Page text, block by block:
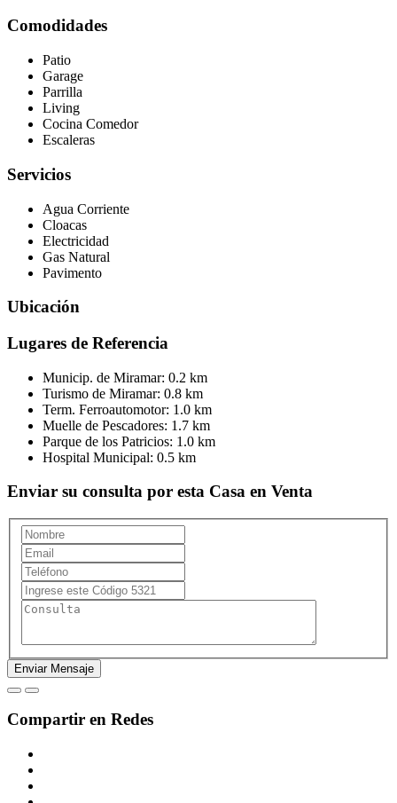
Comodidades
Patio
Garage
Parrilla
Living
Cocina Comedor
Escaleras
Servicios
Agua Corriente
Cloacas
Electricidad
Gas Natural
Pavimento
Ubicación
Lugares de Referencia
Municip. de Miramar: 0.2 km
Turismo de Miramar: 0.8 km
Term. Ferroautomotor: 1.0 km
Muelle de Pescadores: 1.7 km
Parque de los Patricios: 1.0 km
Hospital Municipal: 0.5 km
Enviar su consulta por esta Casa en Venta
Compartir en Redes